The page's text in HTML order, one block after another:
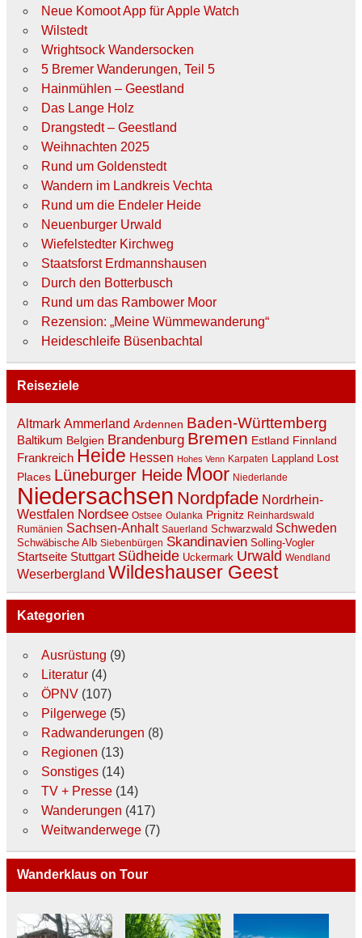
Neue Komoot App für Apple Watch
Wilstedt
Wrightsock Wandersocken
5 Bremer Wanderungen, Teil 5
Hainmühlen – Geestland
Das Lange Holz
Drangstedt – Geestland
Weihnachten 2025
Rund um Goldenstedt
Wandern im Landkreis Vechta
Rund um die Endeler Heide
Neuenburger Urwald
Wiefelstedter Kirchweg
Staatsforst Erdmannshausen
Durch den Botterbusch
Rund um das Rambower Moor
Rezension: „Meine Wümmewanderung“
Heideschleife Büsenbachtal
Reiseziele
Altmark Ammerland Ardennen Baden-Württemberg
Baltikum Belgien Brandenburg Bremen Estland Finnland
Frankreich Heide Hessen Hohes Venn Karpaten Lappland Lost
Places Lüneburger Heide Moor Niederlande
Niedersachsen Nordpfade Nordrhein-
Westfalen Nordsee Ostsee Oulanka Prignitz Reinhardswald
Rumänien Sachsen-Anhalt Sauerland Schwarzwald Schweden
Schwäbische Alb Siebenbürgen Skandinavien Solling-Vogler
Startseite Stuttgart Südheide Uckermark Urwald Wendland
Weserbergland Wildeshauser Geest
Kategorien
Ausrüstung (9)
Literatur(4)
ÖPNV(107)
Pilgerwege(5)
Radwanderungen (8)
Regionen (13)
Sonstiges(14)
TV + Presse(14)
Wanderungen (417)
Weitwanderwege(7)
Wanderklaus on Tour